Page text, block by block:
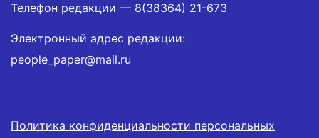
Телефон редакции — 8(38364) 21-673
Электронный адрес редакции:
people_paper@mail.ru
Политика конфиденциальности персональных